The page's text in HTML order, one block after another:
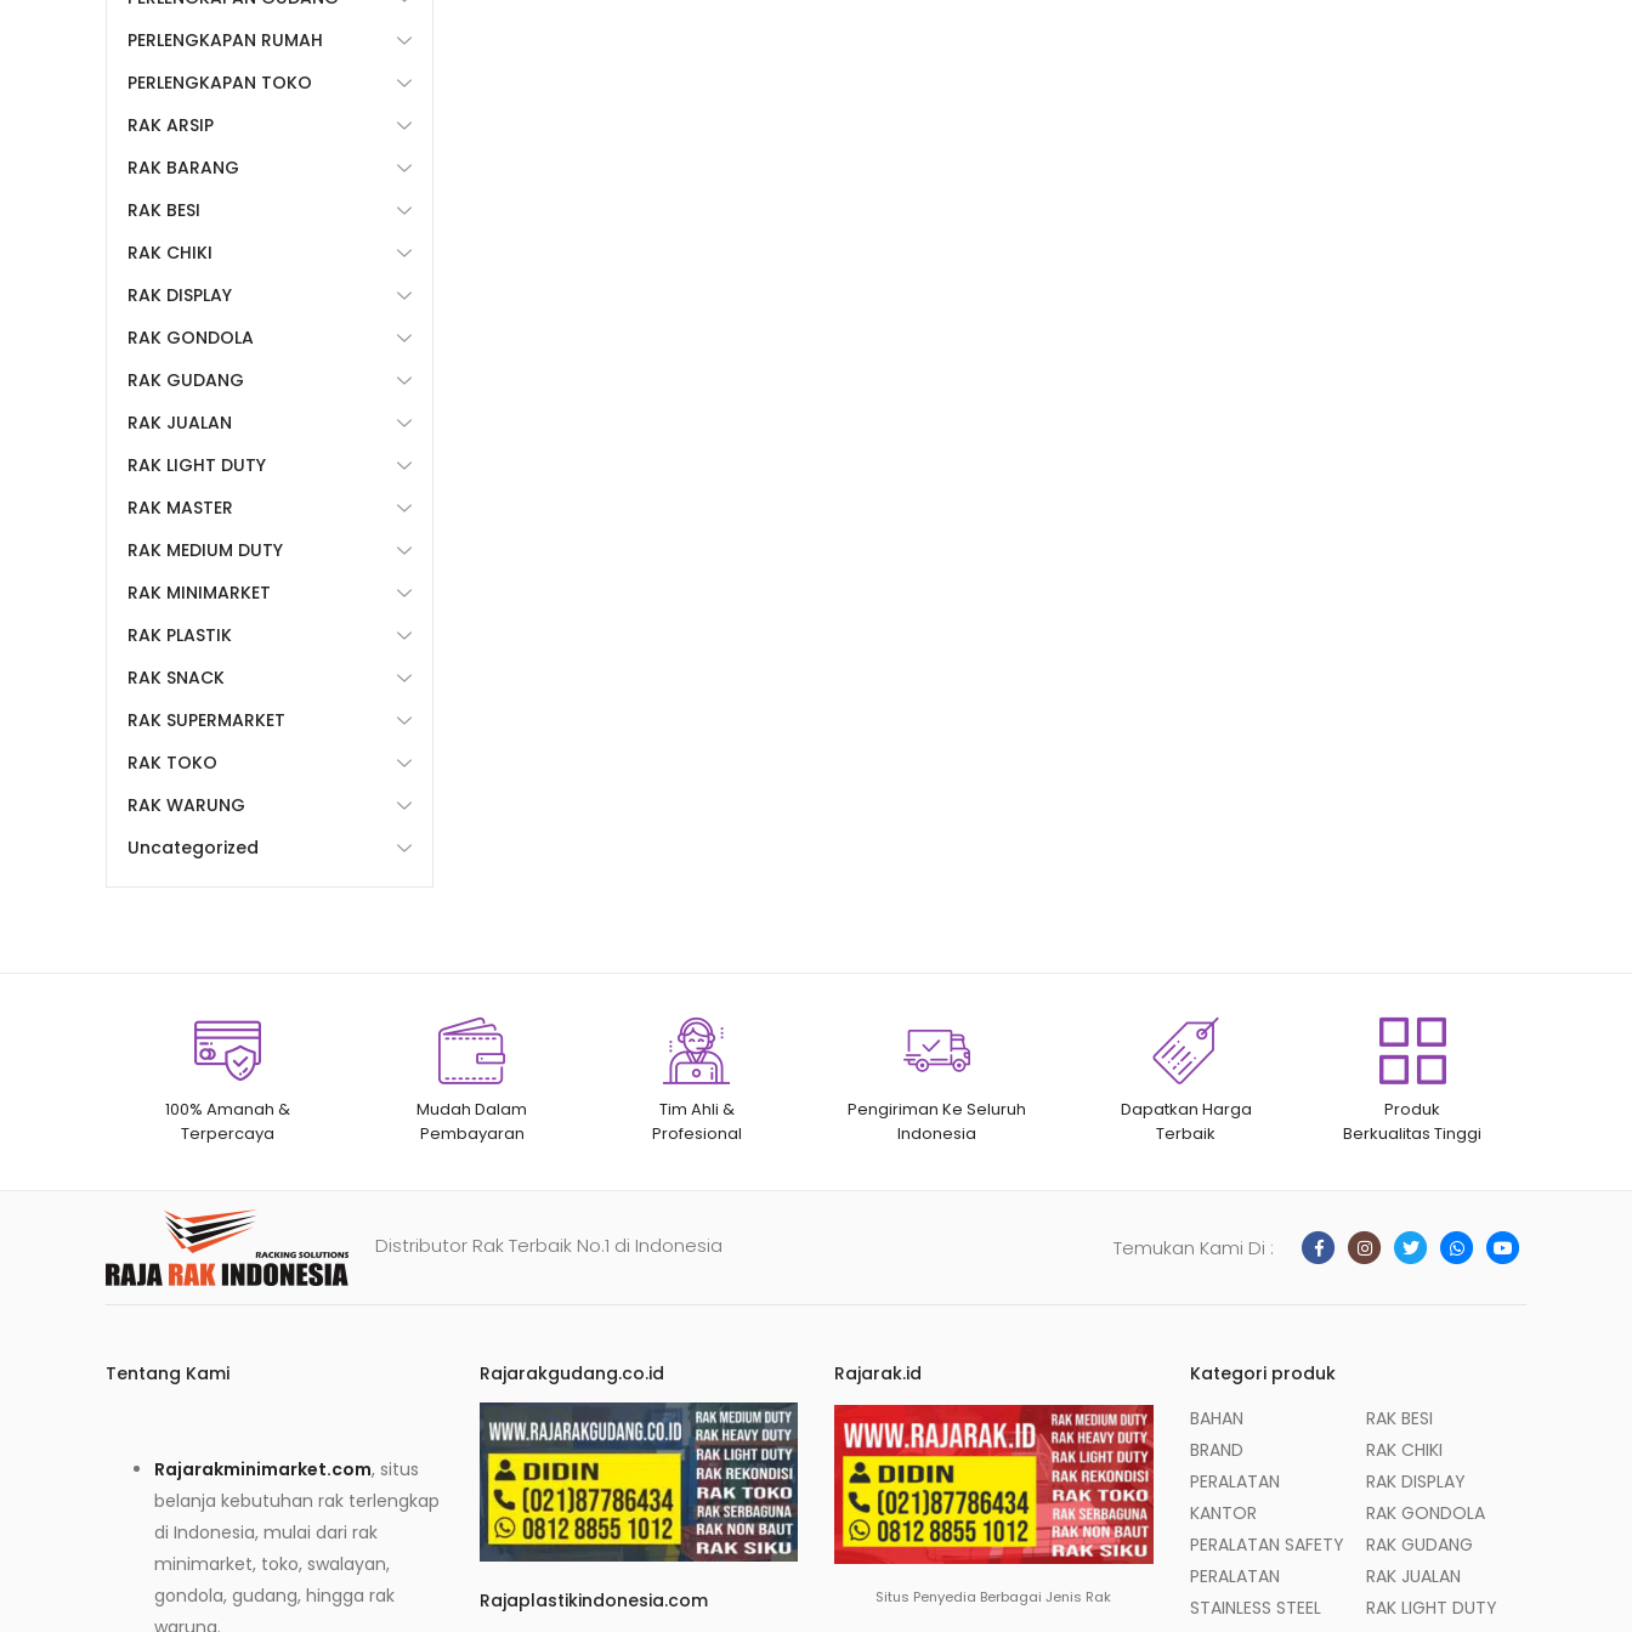
PERLENGKAPAN RUMAH
PERLENGKAPAN TOKO
RAK ARSIP
RAK BARANG
RAK BESI
RAK CHIKI
RAK DISPLAY
RAK GONDOLA
RAK GUDANG
RAK JUALAN
RAK LIGHT DUTY
RAK MASTER
RAK MEDIUM DUTY
RAK MINIMARKET
RAK PLASTIK
RAK SNACK
RAK SUPERMARKET
RAK TOKO
RAK WARUNG
Uncategorized
100% Amanah &
Terpercaya
Mudah Dalam
Pembayaran
Tim Ahli &
Profesional
Pengiriman Ke Seluruh
Indonesia
Dapatkan Harga
Terbaik
Produk
Berkualitas Tinggi
Distributor Rak Terbaik No.1 di Indonesia Temukan Kami Di :
Tentang Kami
Rajarakminimarket.com, situs
belanja kebutuhan rak terlengkap
di Indonesia, mulai dari rak
minimarket, toko, swalayan,
gondola, gudang, hingga rak
warung.
Rajarakgudang.co.id
Rajaplastikindonesia.com
Rajarak.id
Situs Penyedia Berbagai Jenis Rak
Kategori produk
BAHAN
BRAND
PERALATAN
KANTOR
PERALATAN SAFETY
PERALATAN
STAINLESS STEEL
RAK BESI
RAK CHIKI
RAK DISPLAY
RAK GONDOLA
RAK GUDANG
RAK JUALAN
RAK LIGHT DUTY